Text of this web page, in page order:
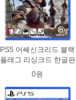
PS5 어쌔신크리드 블랙
플래그 리싱크드 한글판
0원